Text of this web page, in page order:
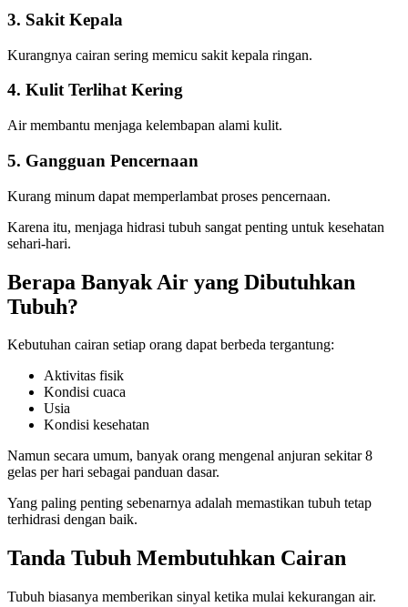
3. Sakit Kepala
Kurangnya cairan sering memicu sakit kepala ringan.
4. Kulit Terlihat Kering
Air membantu menjaga kelembapan alami kulit.
5. Gangguan Pencernaan
Kurang minum dapat memperlambat proses pencernaan.
Karena itu, menjaga hidrasi tubuh sangat penting untuk kesehatan
sehari-hari.
Berapa Banyak Air yang Dibutuhkan
Tubuh?
Kebutuhan cairan setiap orang dapat berbeda tergantung:
Aktivitas fisik
Kondisi cuaca
Usia
Kondisi kesehatan
Namun secara umum, banyak orang mengenal anjuran sekitar 8
gelas per hari sebagai panduan dasar.
Yang paling penting sebenarnya adalah memastikan tubuh tetap
terhidrasi dengan baik.
Tanda Tubuh Membutuhkan Cairan
Tubuh biasanya memberikan sinyal ketika mulai kekurangan air.